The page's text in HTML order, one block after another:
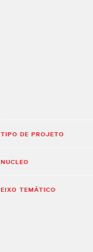
TIPO DE PROJETO
NUCLEO
EIXO TEMÁTICO